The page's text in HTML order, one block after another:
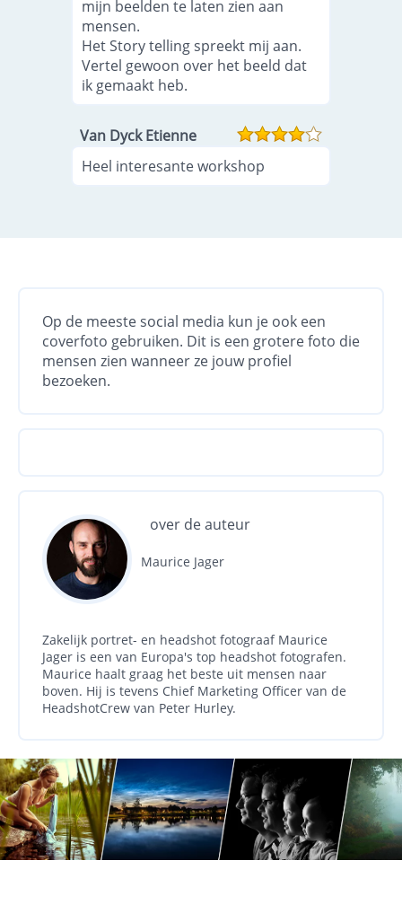
mijn beelden te laten zien aan
mensen.
Het Story telling spreekt mij aan.
Vertel gewoon over het beeld dat
ik gemaakt heb.
Van Dyck Etienne
Heel interesante workshop
Op de meeste social media kun je ook een
coverfoto gebruiken. Dit is een grotere foto die
mensen zien wanneer ze jouw profiel
bezoeken.
over de auteur
Maurice Jager
Zakelijk portret- en headshot fotograaf Maurice
Jager is een van Europa's top headshot fotografen.
Maurice haalt graag het beste uit mensen naar
boven. Hij is tevens Chief Marketing Officer van de
HeadshotCrew van Peter Hurley.